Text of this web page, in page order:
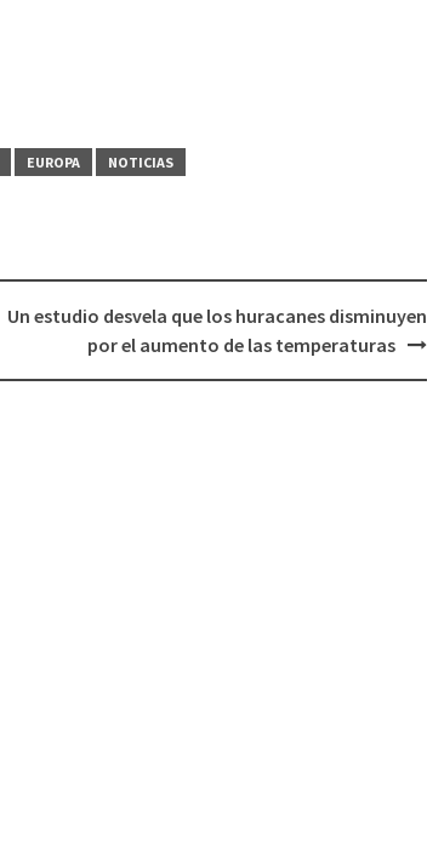
EUROPA NOTICIAS
Un estudio desvela que los huracanes disminuyen
por el aumento de las temperaturas